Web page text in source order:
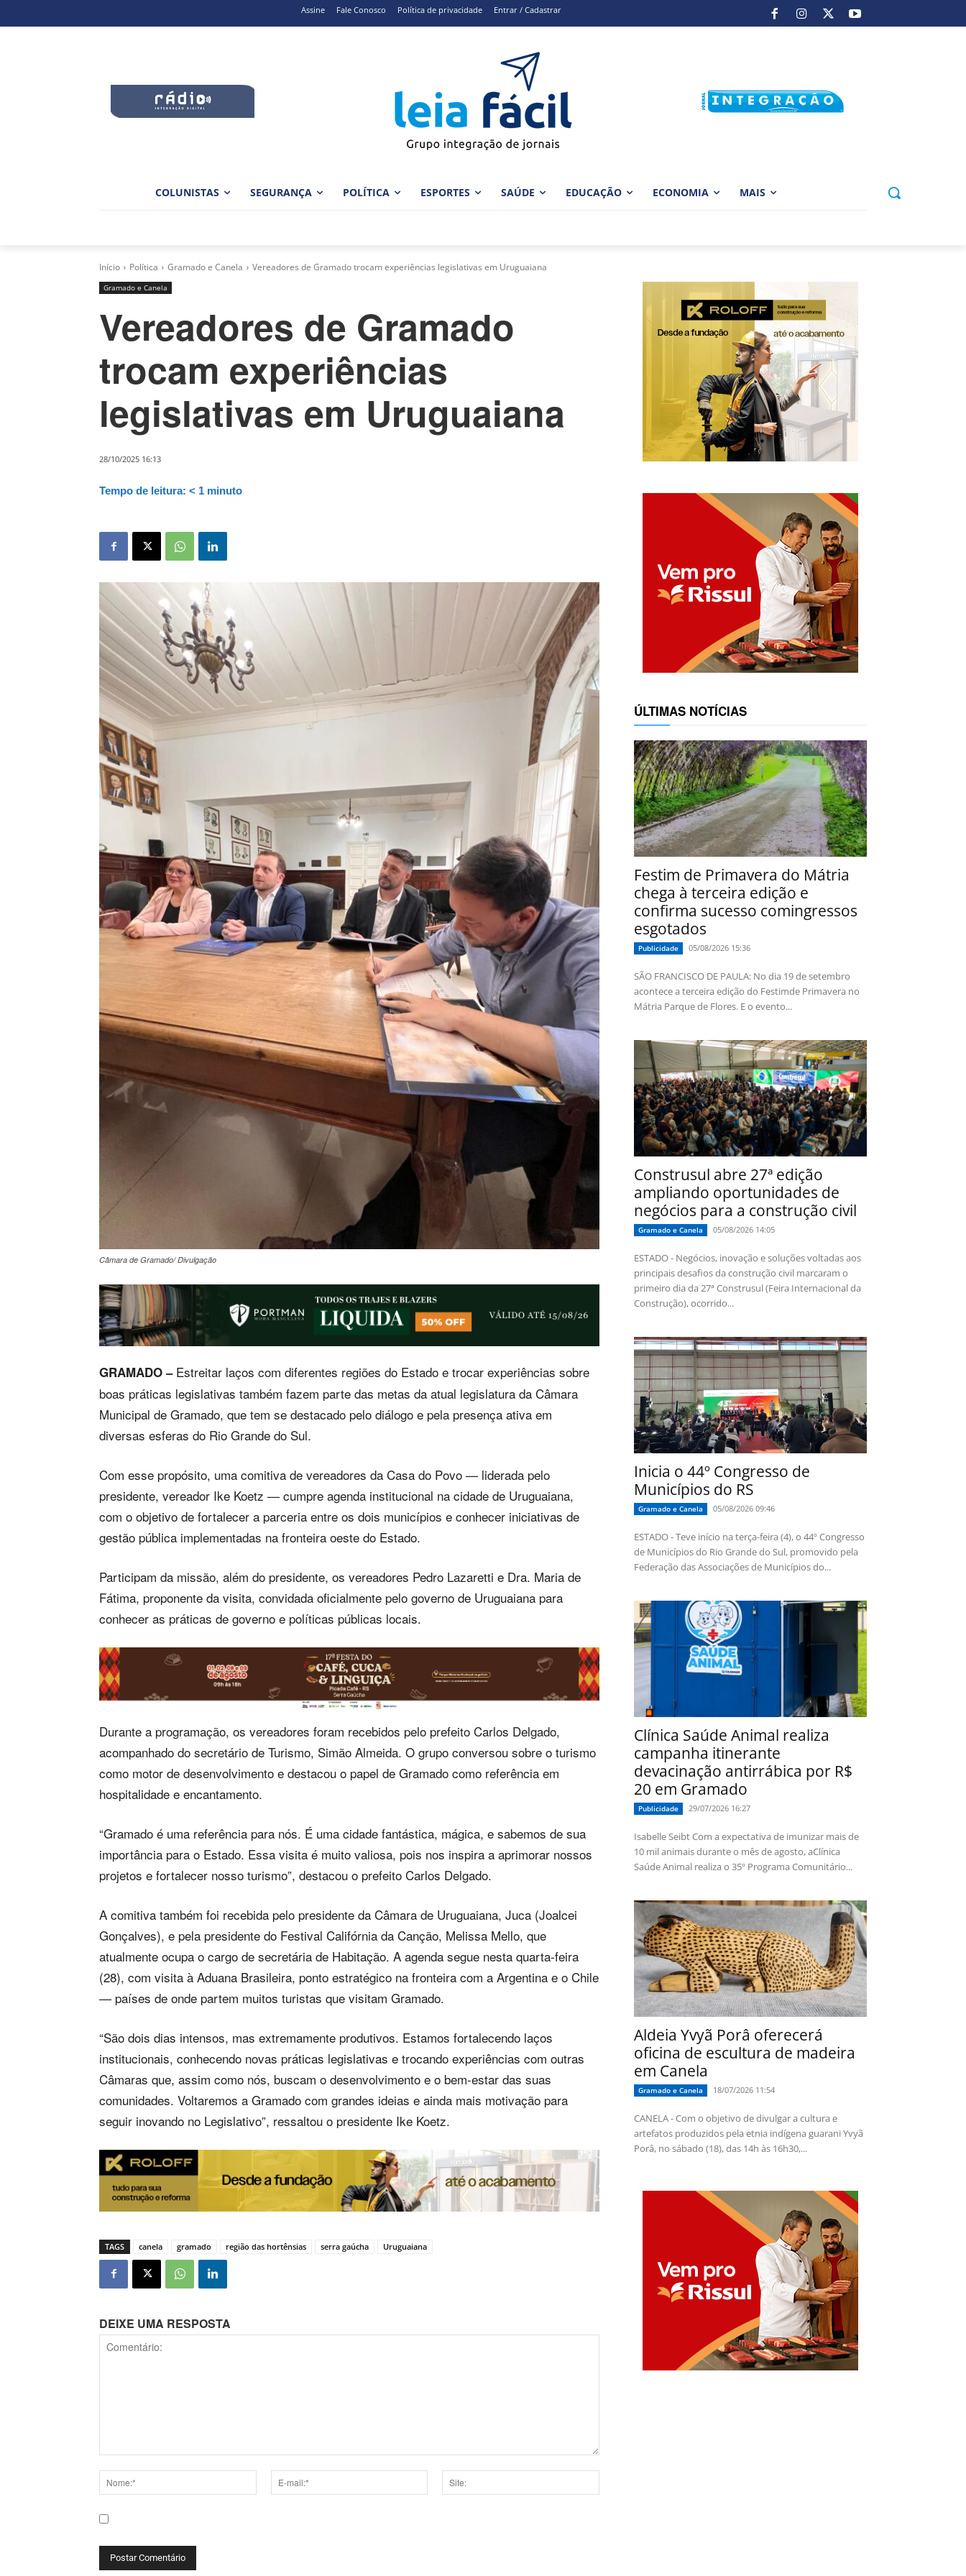
Assine Fale Conosco Política de privacidade Entrar / Cadastrar
COLUNISTAS SEGURANÇA POLÍTICA ESPORTES SAÚDE EDUCAÇÃO ECONOMIA MAIS
Início Política Gramado e Canela Vereadores de Gramado trocam experiências legislativas em Uruguaiana
Gramado e Canela
Vereadores de Gramado
trocam experiências
legislativas em Uruguaiana
28/10/2025 16:13
Tempo de leitura: < 1 minuto
Câmara de Gramado/ Divulgação
GRAMADO – Estreitar laços com diferentes regiões do Estado e trocar experiências sobre
boas práticas legislativas também fazem parte das metas da atual legislatura da Câmara
Municipal de Gramado, que tem se destacado pelo diálogo e pela presença ativa em
diversas esferas do Rio Grande do Sul.
Com esse propósito, uma comitiva de vereadores da Casa do Povo — liderada pelo
presidente, vereador Ike Koetz — cumpre agenda institucional na cidade de Uruguaiana,
com o objetivo de fortalecer a parceria entre os dois municípios e conhecer iniciativas de
gestão pública implementadas na fronteira oeste do Estado.
Participam da missão, além do presidente, os vereadores Pedro Lazaretti e Dra. Maria de
Fátima, proponente da visita, convidada oficialmente pelo governo de Uruguaiana para
conhecer as práticas de governo e políticas públicas locais.
Durante a programação, os vereadores foram recebidos pelo prefeito Carlos Delgado,
acompanhado do secretário de Turismo, Simão Almeida. O grupo conversou sobre o turismo
como motor de desenvolvimento e destacou o papel de Gramado como referência em
hospitalidade e encantamento.
“Gramado é uma referência para nós. É uma cidade fantástica, mágica, e sabemos de sua
importância para o Estado. Essa visita é muito valiosa, pois nos inspira a aprimorar nossos
projetos e fortalecer nosso turismo”, destacou o prefeito Carlos Delgado.
A comitiva também foi recebida pelo presidente da Câmara de Uruguaiana, Juca (Joalcei
Gonçalves), e pela presidente do Festival Califórnia da Canção, Melissa Mello, que
atualmente ocupa o cargo de secretária de Habitação. A agenda segue nesta quarta-feira
(28), com visita à Aduana Brasileira, ponto estratégico na fronteira com a Argentina e o Chile
— países de onde partem muitos turistas que visitam Gramado.
“São dois dias intensos, mas extremamente produtivos. Estamos fortalecendo laços
institucionais, conhecendo novas práticas legislativas e trocando experiências com outras
Câmaras que, assim como nós, buscam o desenvolvimento e o bem-estar das suas
comunidades. Voltaremos a Gramado com grandes ideias e ainda mais motivação para
seguir inovando no Legislativo”, ressaltou o presidente Ike Koetz.
TAGS canela gramado região das hortênsias serra gaúcha Uruguaiana
DEIXE UMA RESPOSTA
ÚLTIMAS NOTÍCIAS
Festim de Primavera do Mátria
chega à terceira edição e
confirma sucesso comingressos
esgotados
Publicidade 05/08/2026 15:36
SÃO FRANCISCO DE PAULA: No dia 19 de setembro
acontece a terceira edição do Festimde Primavera no
Mátria Parque de Flores. E o evento...
Construsul abre 27ª edição
ampliando oportunidades de
negócios para a construção civil
Gramado e Canela 05/08/2026 14:05
ESTADO - Negócios, inovação e soluções voltadas aos
principais desafios da construção civil marcaram o
primeiro dia da 27ª Construsul (Feira Internacional da
Construção), ocorrido...
Inicia o 44º Congresso de
Municípios do RS
Gramado e Canela 05/08/2026 09:46
ESTADO - Teve início na terça-feira (4), o 44º Congresso
de Municípios do Rio Grande do Sul, promovido pela
Federação das Associações de Municípios do...
Clínica Saúde Animal realiza
campanha itinerante
devacinação antirrábica por R$
20 em Gramado
Publicidade 29/07/2026 16:27
Isabelle Seibt Com a expectativa de imunizar mais de
10 mil animais durante o mês de agosto, aClínica
Saúde Animal realiza o 35º Programa Comunitário...
Aldeia Yvyã Porâ oferecerá
oficina de escultura de madeira
em Canela
Gramado e Canela 18/07/2026 11:54
CANELA - Com o objetivo de divulgar a cultura e
artefatos produzidos pela etnia indígena guarani Yvyã
Porâ, no sábado (18), das 14h às 16h30,...